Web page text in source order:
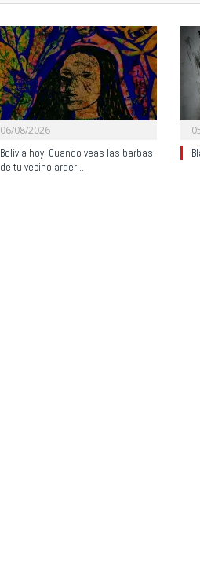
06/08/2026
Bolivia hoy: Cuando veas las barbas
de tu vecino arder…